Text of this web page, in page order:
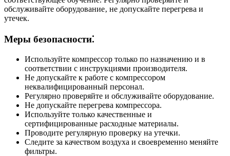
обслуживайте оборудование‚ не допускайте перегрева и
утечек.
Меры безопасности⁚
Используйте компрессор только по назначению и в
соответствии с инструкциями производителя.
Не допускайте к работе с компрессором
неквалифицированный персонал.
Регулярно проверяйте и обслуживайте оборудование.
Не допускайте перегрева компрессора.
Используйте только качественные и
сертифицированные расходные материалы.
Проводите регулярную проверку на утечки.
Следите за качеством воздуха и своевременно меняйте
фильтры.